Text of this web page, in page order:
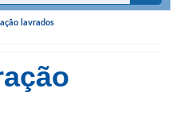
lavrados